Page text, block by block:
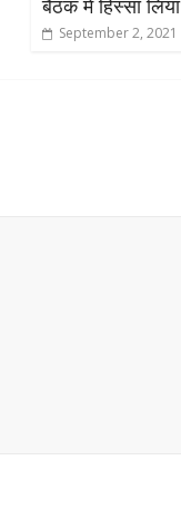
बैठक में हिस्सा लिया
September 2, 2021